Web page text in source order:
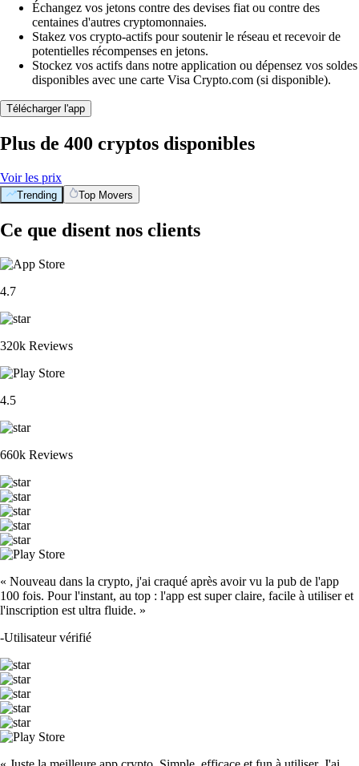
Échangez vos jetons contre des devises fiat ou contre des
centaines d'autres cryptomonnaies.
Stakez vos crypto-actifs pour soutenir le réseau et recevoir de
potentielles récompenses en jetons.
Stockez vos actifs dans notre application ou dépensez vos soldes
disponibles avec une carte Visa Crypto.com (si disponible).
Télécharger l'app
Plus de 400 cryptos disponibles
Voir les prix
Trending Top Movers
Ce que disent nos clients
4.7
320k Reviews
4.5
660k Reviews
« Nouveau dans la crypto, j'ai craqué après avoir vu la pub de l'app
100 fois. Pour l'instant, au top : l'app est super claire, facile à utiliser et
l'inscription est ultra fluide. »
-Utilisateur vérifié